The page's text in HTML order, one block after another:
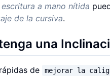
escritura a mano nítida
de la cursiva.
una
de mejorar la